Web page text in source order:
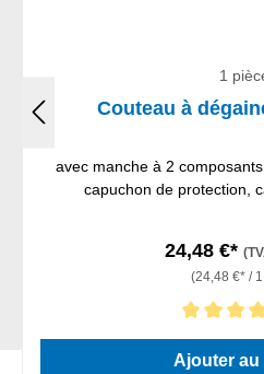
1
Couteau à
avec manche à 2
24,48 €*
(24,48 €* /
Note moyenne de 5 sur 5 étoiles
Ajouter au